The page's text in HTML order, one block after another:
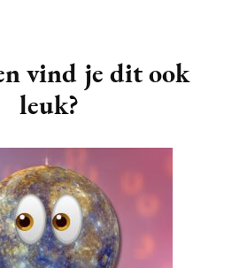
vind je dit ook
leuk?